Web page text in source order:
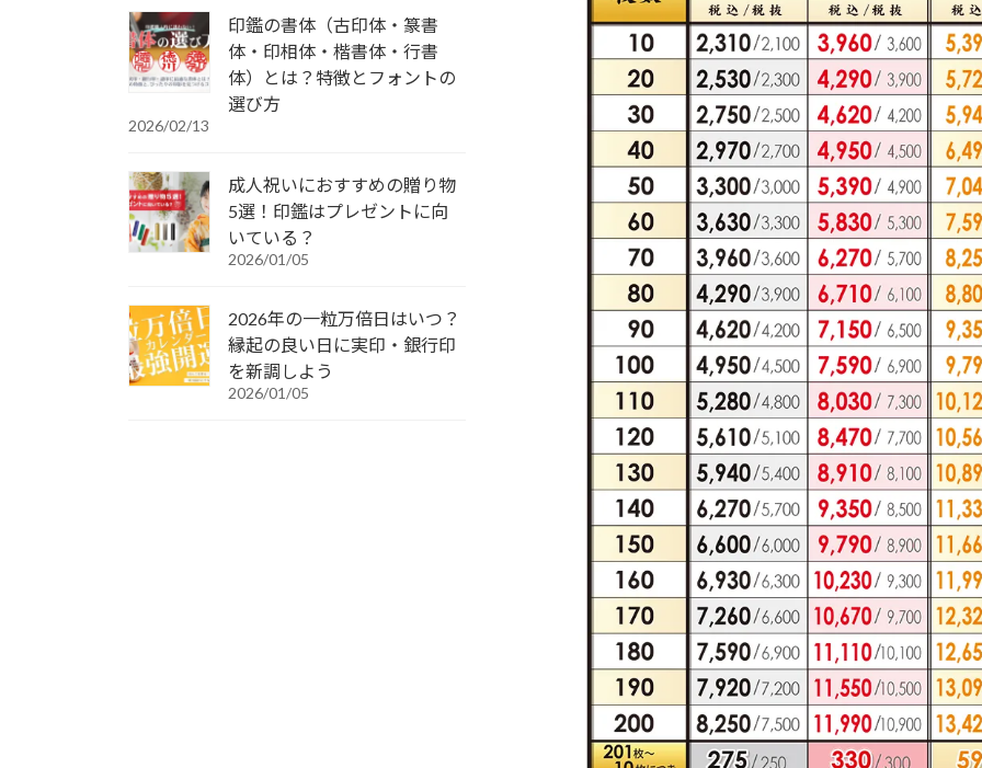
印鑑の書体（古印体・篆書
体・印相体・楷書体・行書
体）とは？特徴とフォントの
選び方
2026/02/13
成人祝いにおすすめの贈り物
5選！印鑑はプレゼントに向
いている？
2026/01/05
2026年の一粒万倍日はいつ？
縁起の良い日に実印・銀行印
を新調しよう
2026/01/05